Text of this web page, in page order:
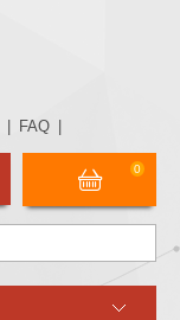
FAQ
0